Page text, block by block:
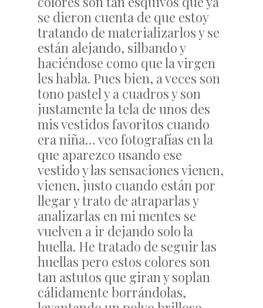
se dieron cuenta de que estoy
tratando de materializarlos y se
están alejando, silbando y
haciéndose como que la virgen
les habla. Pues bien, a veces son
tono pastel y a cuadros y son
justamente la tela de unos des
mis vestidos favoritos cuando
era niña… veo fotografías en la
que aparezco usando ese
vestido y las sensaciones vienen,
vienen, justo cuando están por
llegar y trato de atraparlas y
analizarlas en mi mentes se
vuelven a ir dejando solo la
huella. He tratado de seguir las
huellas pero estos colores son
tan astutos que giran y soplan
cálidamente borrándolas,